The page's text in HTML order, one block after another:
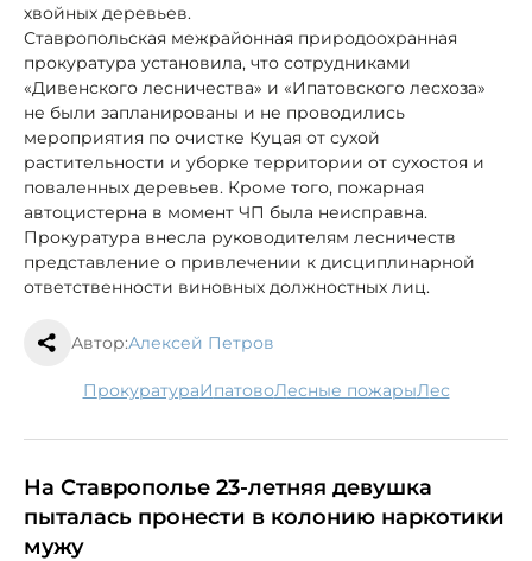
хвойных деревьев.
Ставропольская межрайонная природоохранная
прокуратура установила, что сотрудниками
«Дивенского лесничества» и «Ипатовского лесхоза»
не были запланированы и не проводились
мероприятия по очистке Куцая от сухой
растительности и уборке территории от сухостоя и
поваленных деревьев. Кроме того, пожарная
автоцистерна в момент ЧП была неисправна.
Прокуратура внесла руководителям лесничеств
представление о привлечении к дисциплинарной
ответственности виновных должностных лиц.
Автор:Алексей Петров
прокуратура Ипатово лесные пожары лес
На Ставрополье 23-летняя девушка
пыталась пронести в колонию наркотики
мужу